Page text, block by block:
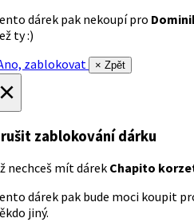
dárek pak nekoupí pro
ty :)
zablokovat
× Zpět
zablokování dárku
nechceš mít dárek Chapito
dárek pak bude moci koupit
jiný.